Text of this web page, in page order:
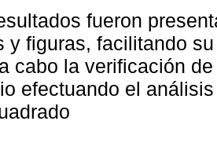
fueron
y figuras, facilitando
cabo la verificación
efectuando el